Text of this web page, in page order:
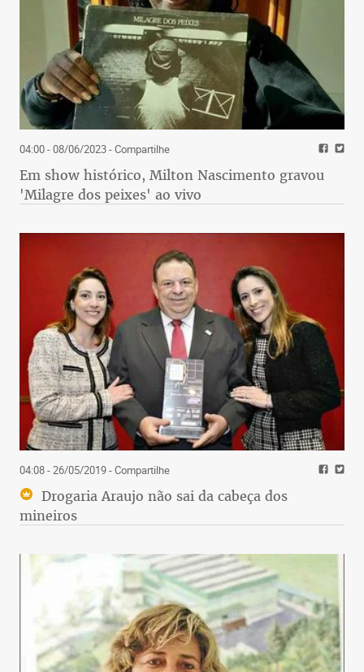
04:00 - 08/06/2023- Compartilhe
Em show histórico, Milton Nascimento gravou
'Milagre dos peixes' ao vivo
04:08 - 26/05/2019- Compartilhe
Drogaria Araujo não sai da cabeça dos
mineiros